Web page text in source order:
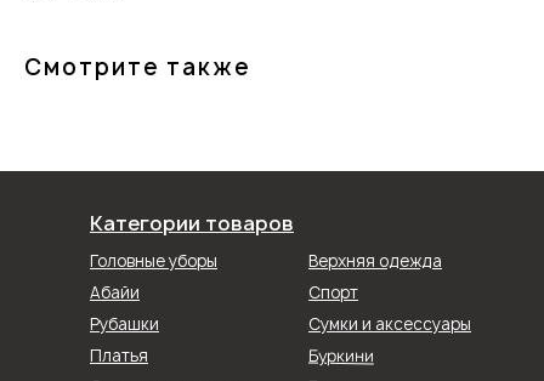
Смотрите также
Категории товаров
Головные уборы
Абайи
Рубашки
Спорт
Верхняя одежда
Сумки и аксессуары
Платья
Буркини